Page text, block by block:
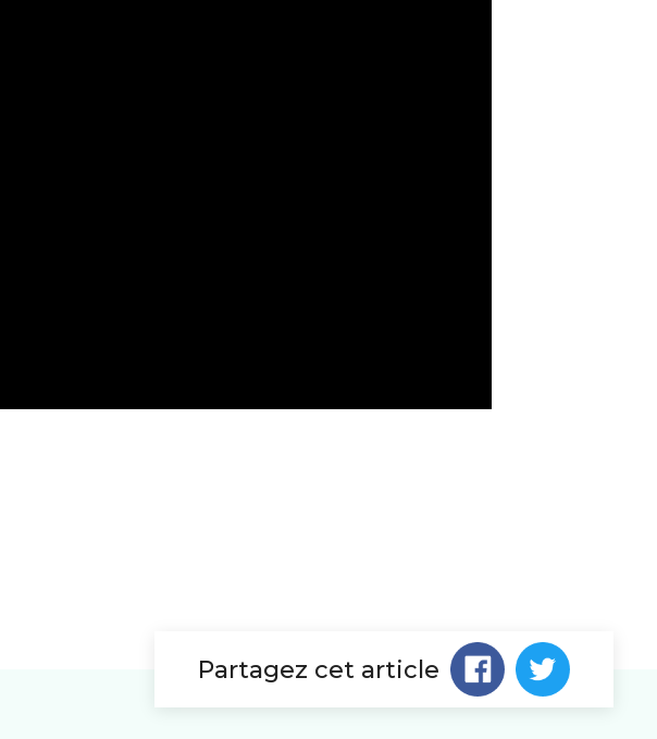
Partagez cet article